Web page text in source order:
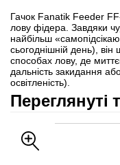
Гачок Fanatik Feeder
лову фідера. Завдяки
найбільш
сьогоднішній день), він
способах лову, де
дальність закидання
освітленість).
Переглянуті